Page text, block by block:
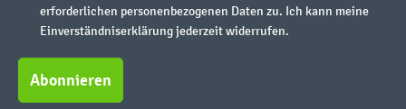
erforderlichen personenbezogenen Daten zu. Ich kann meine
Einverständniserklärung jederzeit widerrufen.
Abonnieren